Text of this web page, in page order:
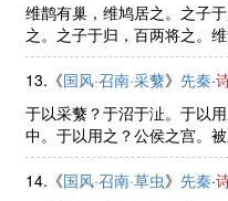
维鹊有巢，维鸠居之。之子
之。之子于归，百两将之。
成之。
13.《国风·召南·采蘩》先秦·
于以采蘩？于沼于沚。于以
中。于以用之？公侯之宫。
还归。
14.《国风·召南·草虫》先秦·